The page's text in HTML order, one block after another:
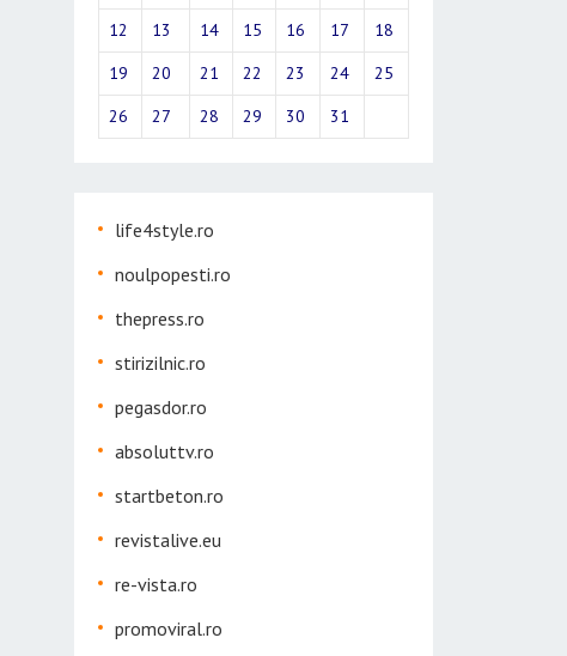
12
13 14 15 16 17
18
19
20 21 22 23 24
25
26
27 28 29 30 31
life4style.ro
noulpopesti.ro
thepress.ro
stirizilnic.ro
pegasdor.ro
absoluttv.ro
startbeton.ro
revistalive.eu
re-vista.ro
promoviral.ro